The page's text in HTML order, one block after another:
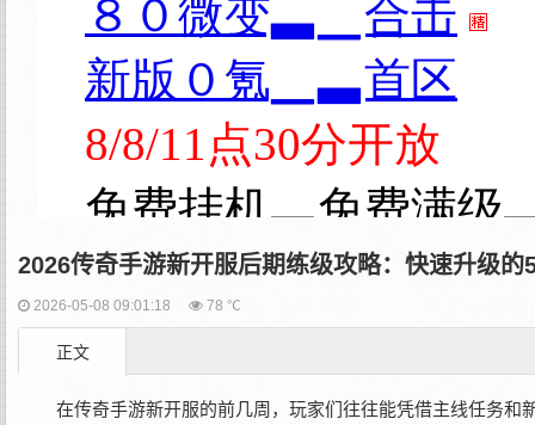
2026传奇手游新开服后期练级攻略：快速升级的
2026-05-08 09:01:18 78 ℃
正文
在传奇手游新开服的前几周，玩家们往往能凭借主线任务